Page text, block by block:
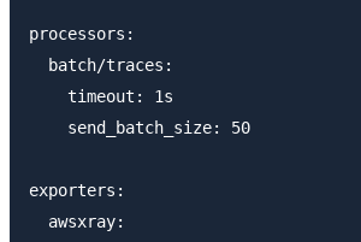
processors:
  batch/traces:
    timeout: 1s
    send_batch_size: 50
exporters:
  awsxray: